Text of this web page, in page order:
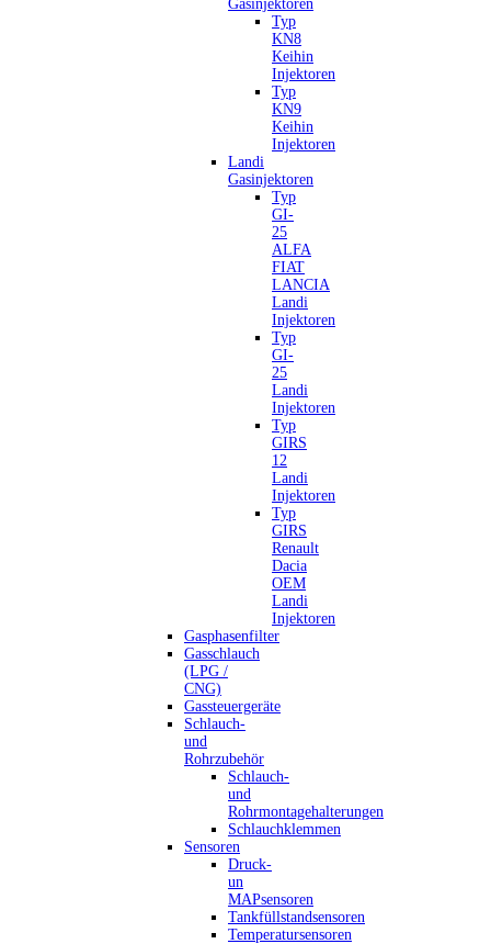
Gasinjektoren
Typ
KN8
Keihin
Injektoren
Typ
KN9
Keihin
Injektoren
Landi
Gasinjektoren
Typ
GI-
25
ALFA
FIAT
LANCIA
Landi
Injektoren
Typ
GI-
25
Landi
Injektoren
Typ
GIRS
12
Landi
Injektoren
Typ
GIRS
Renault
Dacia
OEM
Landi
Injektoren
Gasphasenfilter
Gasschlauch
(LPG /
CNG)
Gassteuergeräte
Schlauch-
und
Rohrzubehör
Schlauch-
und
Rohrmontagehalterungen
Schlauchklemmen
Sensoren
Druck-
un
MAPsensoren
Tankfüllstandsensoren
Temperatursensoren